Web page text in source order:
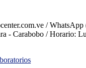
/
- Carabobo / Horario: